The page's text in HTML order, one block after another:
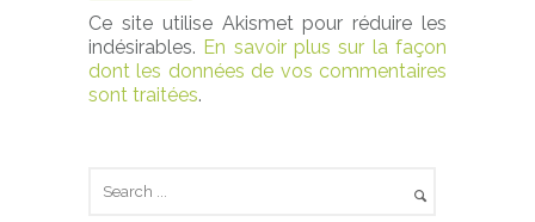
Ce site utilise Akismet pour réduire les
indésirables. En savoir plus sur la façon
dont les données de vos commentaires
sont traitées.